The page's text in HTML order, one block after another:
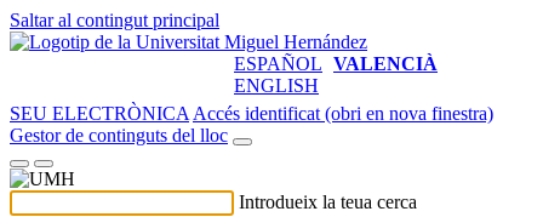
Saltar al contingut principal
ESPAÑOL VALENCIÀ
ENGLISH
SEU ELECTRÒNICA Accés identificat (obri en nova finestra)
Gestor de continguts del lloc
Introdueix la teua cerca